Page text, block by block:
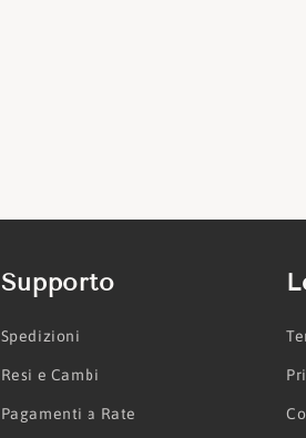
Supporto
Spedizioni
Resi e Cambi
Pagamenti a Rate